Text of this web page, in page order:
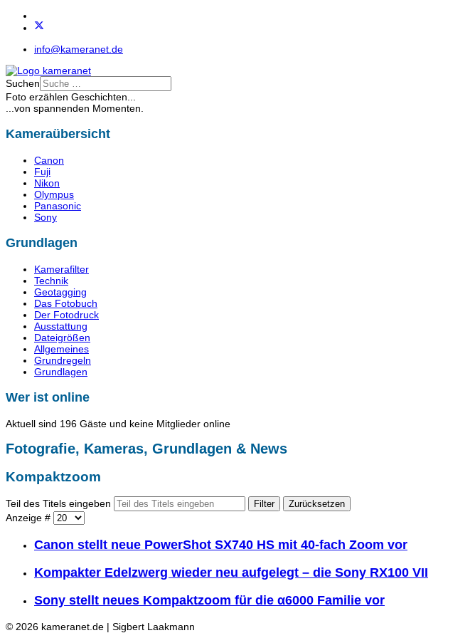
info@kameranet.de
Suchen
Foto erzählen Geschichten...
...von spannenden Momenten.
Kameraübersicht
Canon
Fuji
Nikon
Olympus
Panasonic
Sony
Grundlagen
Kamerafilter
Technik
Geotagging
Das Fotobuch
Der Fotodruck
Ausstattung
Dateigrößen
Allgemeines
Grundregeln
Grundlagen
Wer ist online
Aktuell sind 196 Gäste und keine Mitglieder online
Fotografie, Kameras, Grundlagen & News
Kompaktzoom
Teil des Titels eingeben Filter Zurücksetzen
Anzeige #
Canon stellt neue PowerShot SX740 HS mit 40-fach Zoom vor
Kompakter Edelzwerg wieder neu aufgelegt – die Sony RX100 VII
Sony stellt neues Kompaktzoom für die α6000 Familie vor
© 2026 kameranet.de | Sigbert Laakmann